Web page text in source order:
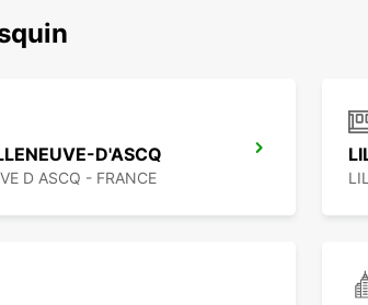
D'ASCQ
D ASCQ - FRANCE